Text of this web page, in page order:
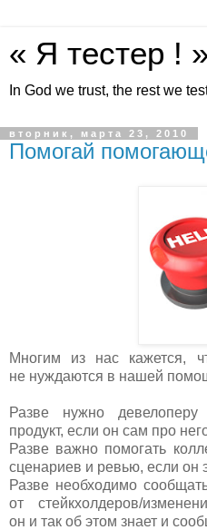
« Я тестер ! »
In God we trust, the rest we
вторник, марта 23, 2010
Помогай
Многим из нас кажется,
не нуждаются в нашей
Разве нужно девелоперу
продукт, если он сам про
Разве важно помогать
сценариев и ревью, если он
Разве необходимо
от стейкхолдеров/
он и так об этом знает и